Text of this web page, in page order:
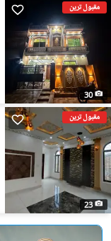
مقبول ترین
30
مقبول ترین
23